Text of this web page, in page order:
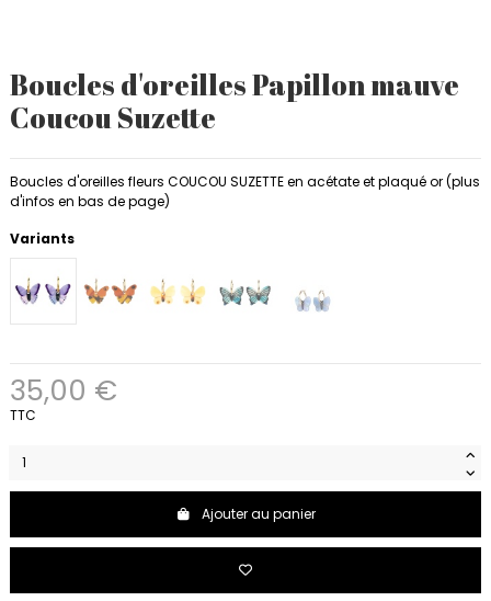
Boucles d'oreilles Papillon mauve
Coucou Suzette
Boucles d'oreilles fleurs COUCOU SUZETTE en acétate et plaqué or (plus
d'infos en bas de page)
Variants
35,00 €
TTC
Ajouter au panier